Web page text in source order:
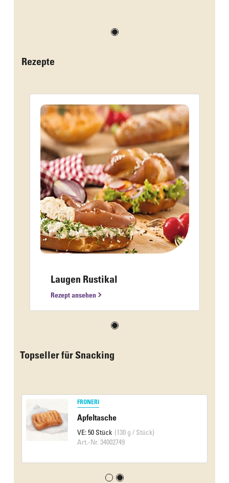
Rezepte
Laugen Rustikal
Rezept ansehen
Topseller für Snacking
FRONERI
Apfeltasche
VE: 50 Stück (130 g / Stück)
Art.-Nr. 34002749